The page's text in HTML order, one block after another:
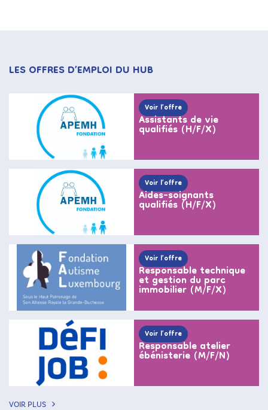
LES OFFRES D’EMPLOI DU HUB
Voir l’offre
Assistants de vie
qualifiés (H/F/X)
Voir l’offre
Aides-soignants
qualifiés (H/F/X)
Voir l’offre
Responsable technique
et gestion du parc
immobilier (M/F/X)
Voir l’offre
Responsable atelier
ébénisterie (M/F/N)
VOIR PLUS